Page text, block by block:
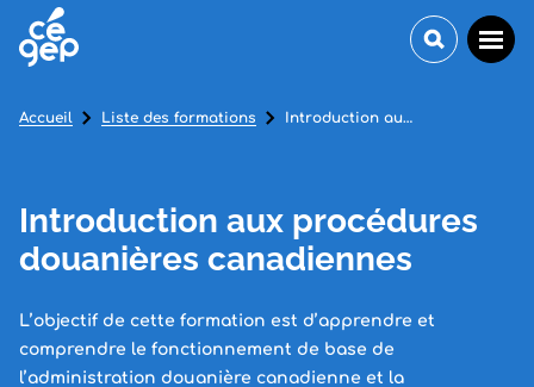
Introduction aux procédures
douanières canadiennes
L’objectif de cette formation est d’apprendre et
comprendre le fonctionnement de base de
l’administration douanière canadienne et la
Accueil Liste des formations Introduction aux procédures douanières canadiennes